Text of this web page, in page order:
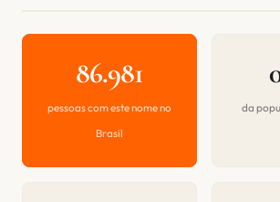
86.981
pessoas com este nome no
Brasil
da